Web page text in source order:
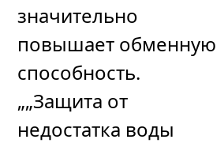
значительно
повышает обменную
способность.
„„Защита от
недостатка воды